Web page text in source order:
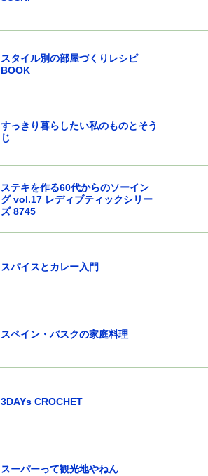
スタイル別の部屋づくりレシピ
BOOK
すっきり暮らしたい私のものとそう
じ
ステキを作る60代からのソーイン
グ vol.17 レディブティックシリー
ズ 8745
スパイスとカレー入門
スペイン・バスクの家庭料理
3DAYs CROCHET
スーパーって観光地やねん